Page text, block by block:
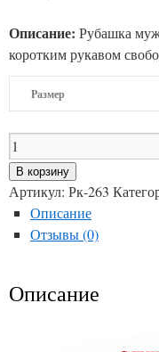
Описание: Рубашка
коротким рукавом
Размер
Количество
товара
Рк-263
В корзину
Артикул: Рк-263
Описание
Отзывы (0)
Описание